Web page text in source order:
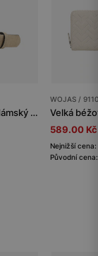
Béžový opasek dámský z kvalitní velurové kůže
WOJAS /
589.00 Kč
Nejnižší
Původní